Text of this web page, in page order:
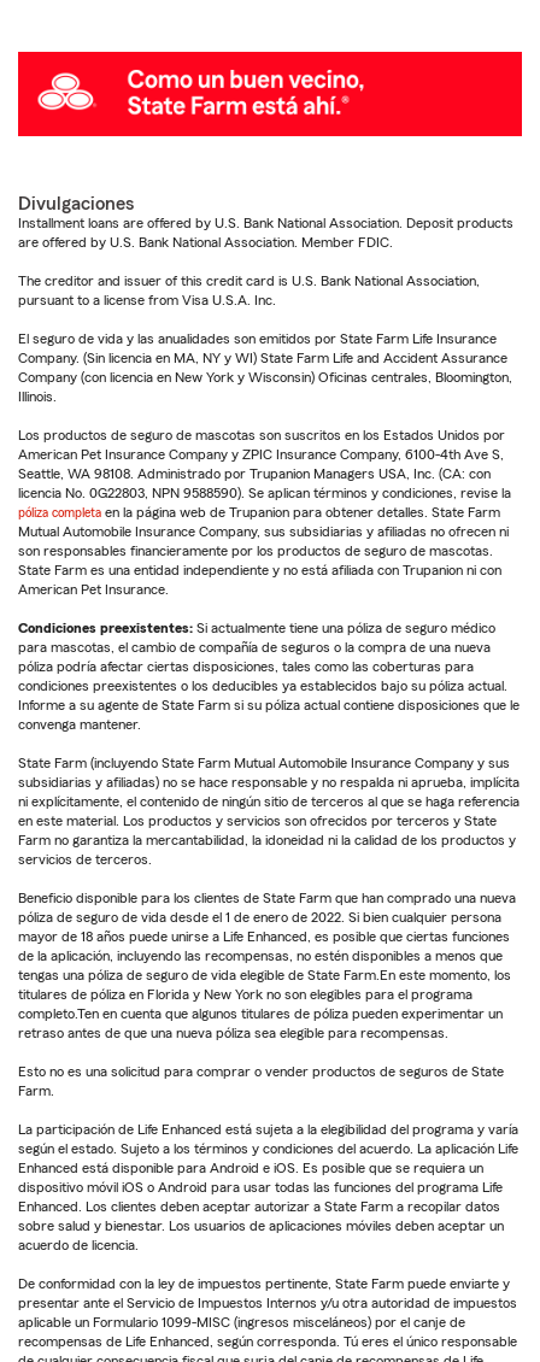
Divulgaciones
Installment loans are offered by U.S. Bank National Association. Deposit products
are offered by U.S. Bank National Association. Member FDIC.
The creditor and issuer of this credit card is U.S. Bank National Association,
pursuant to a license from Visa U.S.A. Inc.
El seguro de vida y las anualidades son emitidos por State Farm Life Insurance
Company. (Sin licencia en MA, NY y WI) State Farm Life and Accident Assurance
Company (con licencia en New York y Wisconsin) Oficinas centrales, Bloomington,
Illinois.
Los productos de seguro de mascotas son suscritos en los Estados Unidos por
American Pet Insurance Company y ZPIC Insurance Company, 6100-4th Ave S,
Seattle, WA 98108. Administrado por Trupanion Managers USA, Inc. (CA: con
licencia No. 0G22803, NPN 9588590). Se aplican términos y condiciones, revise la
póliza completa en la página web de Trupanion para obtener detalles. State Farm
Mutual Automobile Insurance Company, sus subsidiarias y afiliadas no ofrecen ni
son responsables financieramente por los productos de seguro de mascotas.
State Farm es una entidad independiente y no está afiliada con Trupanion ni con
American Pet Insurance.
Condiciones preexistentes: Si actualmente tiene una póliza de seguro médico
para mascotas, el cambio de compañía de seguros o la compra de una nueva
póliza podría afectar ciertas disposiciones, tales como las coberturas para
condiciones preexistentes o los deducibles ya establecidos bajo su póliza actual.
Informe a su agente de State Farm si su póliza actual contiene disposiciones que le
convenga mantener.
State Farm (incluyendo State Farm Mutual Automobile Insurance Company y sus
subsidiarias y afiliadas) no se hace responsable y no respalda ni aprueba, implícita
ni explícitamente, el contenido de ningún sitio de terceros al que se haga referencia
en este material. Los productos y servicios son ofrecidos por terceros y State
Farm no garantiza la mercantabilidad, la idoneidad ni la calidad de los productos y
servicios de terceros.
Beneficio disponible para los clientes de State Farm que han comprado una nueva
póliza de seguro de vida desde el 1 de enero de 2022. Si bien cualquier persona
mayor de 18 años puede unirse a Life Enhanced, es posible que ciertas funciones
de la aplicación, incluyendo las recompensas, no estén disponibles a menos que
tengas una póliza de seguro de vida elegible de State Farm.En este momento, los
titulares de póliza en Florida y New York no son elegibles para el programa
completo.Ten en cuenta que algunos titulares de póliza pueden experimentar un
retraso antes de que una nueva póliza sea elegible para recompensas.
Esto no es una solicitud para comprar o vender productos de seguros de State
Farm.
La participación de Life Enhanced está sujeta a la elegibilidad del programa y varía
según el estado. Sujeto a los términos y condiciones del acuerdo. La aplicación Life
Enhanced está disponible para Android e iOS. Es posible que se requiera un
dispositivo móvil iOS o Android para usar todas las funciones del programa Life
Enhanced. Los clientes deben aceptar autorizar a State Farm a recopilar datos
sobre salud y bienestar. Los usuarios de aplicaciones móviles deben aceptar un
acuerdo de licencia.
De conformidad con la ley de impuestos pertinente, State Farm puede enviarte y
presentar ante el Servicio de Impuestos Internos y/u otra autoridad de impuestos
aplicable un Formulario 1099-MISC (ingresos misceláneos) por el canje de
recompensas de Life Enhanced, según corresponda. Tú eres el único responsable